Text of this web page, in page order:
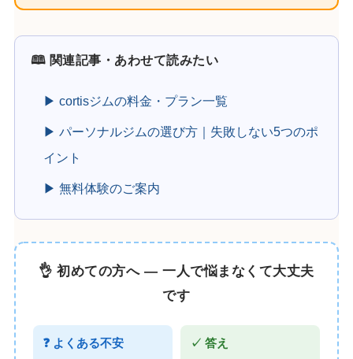
🕮 関連記事・あわせて読みたい
▶ cortisジムの料金・プラン一覧
▶ パーソナルジムの選び方｜失敗しない5つのポ
イント
▶ 無料体験のご案内
👌 初めての方へ — 一人で悩まなくて大丈夫
です
❓ よくある不安
✓ 答え